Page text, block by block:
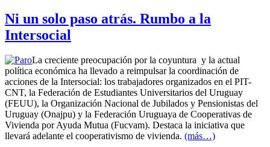
Ni un solo paso atrás. Rumbo a la
Intersocial
La creciente preocupación por la coyuntura y la actual
política económica ha llevado a reimpulsar la coordinación de
acciones de la Intersocial: los trabajadores organizados en el PIT-
CNT, la Federación de Estudiantes Universitarios del Uruguay
(FEUU), la Organización Nacional de Jubilados y Pensionistas del
Uruguay (Onajpu) y la Federación Uruguaya de Cooperativas de
Vivienda por Ayuda Mutua (Fucvam). Destaca la iniciativa que
llevará adelante el cooperativismo de vivienda. (más…)